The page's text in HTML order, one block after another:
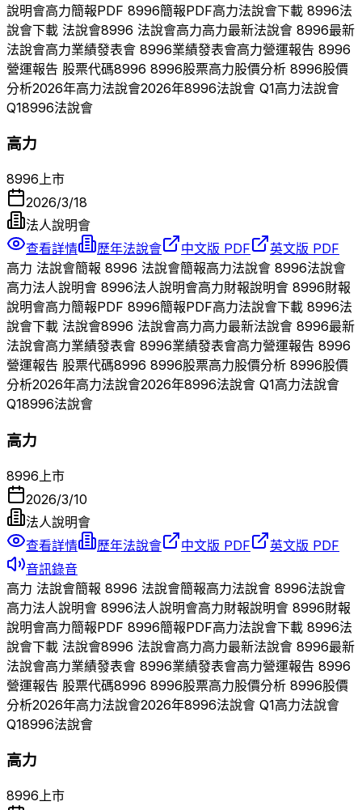
說明會高力簡報PDF 8996簡報PDF高力法說會下載 8996法
說會下載 法說會8996 法說會高力高力最新法說會 8996最新
法說會高力業績發表會 8996業績發表會高力營運報告 8996
營運報告 股票代碼8996 8996股票高力股價分析 8996股價
分析2026年高力法說會2026年8996法說會 Q1高力法說會
Q18996法說會
高力
8996上市
2026/3/18
法人說明會
查看詳情
歷年法說會 中文版 PDF
英文版 PDF
高力 法說會簡報 8996 法說會簡報高力法說會 8996法說會
高力法人說明會 8996法人說明會高力財報說明會 8996財報
說明會高力簡報PDF 8996簡報PDF高力法說會下載 8996法
說會下載 法說會8996 法說會高力高力最新法說會 8996最新
法說會高力業績發表會 8996業績發表會高力營運報告 8996
營運報告 股票代碼8996 8996股票高力股價分析 8996股價
分析2026年高力法說會2026年8996法說會 Q1高力法說會
Q18996法說會
高力
8996 上市
2026/3/10
法人說明會
查看詳情
歷年法說會 中文版 PDF
英文版 PDF
音訊錄音
高力 法說會簡報 8996 法說會簡報高力法說會 8996法說會
高力法人說明會 8996法人說明會高力財報說明會 8996財報
說明會高力簡報PDF 8996簡報PDF高力法說會下載 8996法
說會下載 法說會8996 法說會高力高力最新法說會 8996最新
法說會高力業績發表會 8996業績發表會高力營運報告 8996
營運報告 股票代碼8996 8996股票高力股價分析 8996股價
分析2026年高力法說會2026年8996法說會 Q1高力法說會
Q18996法說會
高力
8996上市